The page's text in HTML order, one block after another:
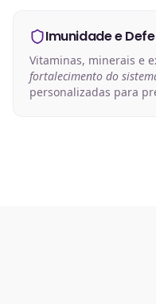
Imunidade e
Vitaminas, minerais e
fortalecimento do
personalizadas para